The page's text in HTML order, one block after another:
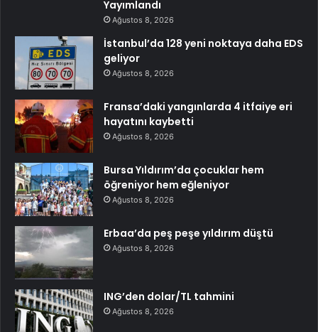
Yayımlandı
Ağustos 8, 2026
İstanbul’da 128 yeni noktaya daha EDS
geliyor
Ağustos 8, 2026
Fransa’daki yangınlarda 4 itfaiye eri
hayatını kaybetti
Ağustos 8, 2026
Bursa Yıldırım’da çocuklar hem
öğreniyor hem eğleniyor
Ağustos 8, 2026
Erbaa’da peş peşe yıldırım düştü
Ağustos 8, 2026
ING’den dolar/TL tahmini
Ağustos 8, 2026